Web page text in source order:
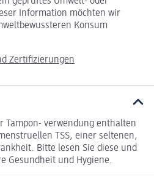
Information möchten wir
Konsum
Zertifizierungen
Tampon- verwendung enthalten
TSS, einer seltenen,
Bitte lesen Sie diese und
Gesundheit und Hygiene.